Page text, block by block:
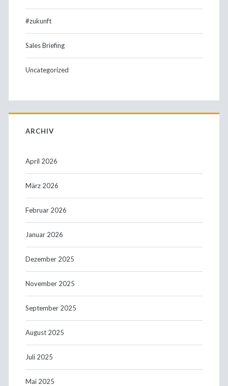
#zukunft
Sales Briefing
Uncategorized
ARCHIV
April 2026
März 2026
Februar 2026
Januar 2026
Dezember 2025
November 2025
September 2025
August 2025
Juli 2025
Mai 2025